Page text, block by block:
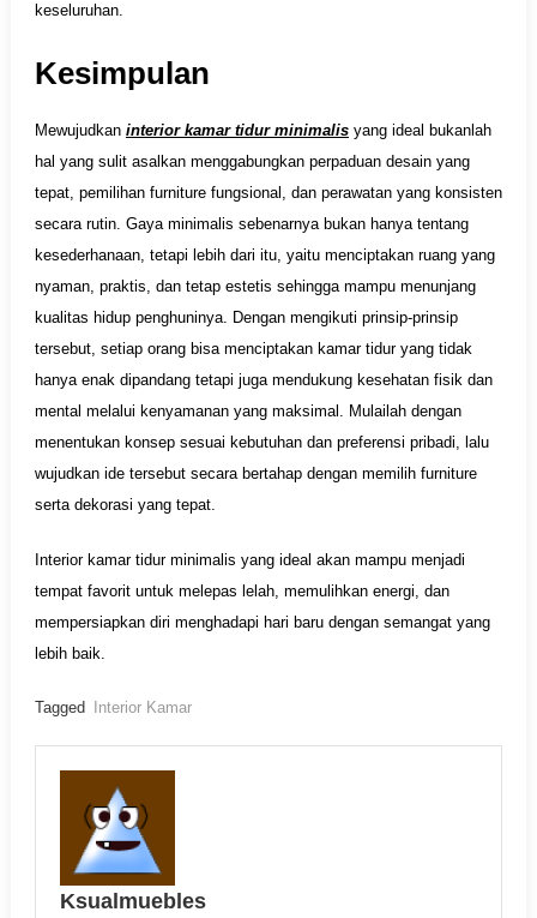
keseluruhan.
Kesimpulan
Mewujudkan interior kamar tidur minimalisyang ideal bukanlah
hal yang sulit asalkan menggabungkan perpaduan desain yang
tepat, pemilihan furniture fungsional, dan perawatan yang konsisten
secara rutin. Gaya minimalis sebenarnya bukan hanya tentang
kesederhanaan, tetapi lebih dari itu, yaitu menciptakan ruang yang
nyaman, praktis, dan tetap estetis sehingga mampu menunjang
kualitas hidup penghuninya. Dengan mengikuti prinsip-prinsip
tersebut, setiap orang bisa menciptakan kamar tidur yang tidak
hanya enak dipandang tetapi juga mendukung kesehatan fisik dan
mental melalui kenyamanan yang maksimal. Mulailah dengan
menentukan konsep sesuai kebutuhan dan preferensi pribadi, lalu
wujudkan ide tersebut secara bertahap dengan memilih furniture
serta dekorasi yang tepat.
Interior kamar tidur minimalis yang ideal akan mampu menjadi
tempat favorit untuk melepas lelah, memulihkan energi, dan
mempersiapkan diri menghadapi hari baru dengan semangat yang
lebih baik.
Tagged Interior Kamar
Ksualmuebles